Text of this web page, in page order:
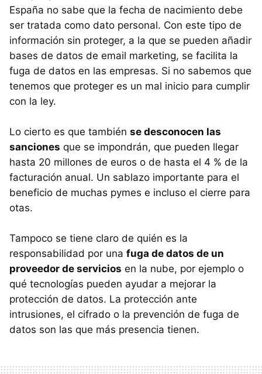
España no sabe que la fecha de nacimiento debe
ser tratada como dato personal. Con este tipo de
información sin proteger, a la que se pueden añadir
bases de datos de email marketing, se facilita la
fuga de datos en las empresas. Si no sabemos que
tenemos que proteger es un mal inicio para cumplir
con la ley.
Lo cierto es que también se desconocen las
sanciones que se impondrán, que pueden llegar
hasta 20 millones de euros o de hasta el 4 % de la
facturación anual. Un sablazo importante para el
beneficio de muchas pymes e incluso el cierre para
otas.
Tampoco se tiene claro de quién es la
responsabilidad por una fuga de datos de un
proveedor de servicios en la nube, por ejemplo o
qué tecnologías pueden ayudar a mejorar la
protección de datos. La protección ante
intrusiones, el cifrado o la prevención de fuga de
datos son las que más presencia tienen.